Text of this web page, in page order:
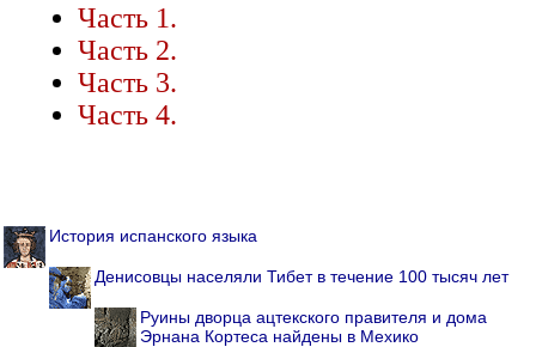
Часть 1.
Часть 2.
Часть 3.
Часть 4.
История испанского языка
Денисовцы населяли Тибет в течение 100 тысяч лет
Руины дворца ацтекского правителя и дома
Эрнана Кортеса найдены в Мехико